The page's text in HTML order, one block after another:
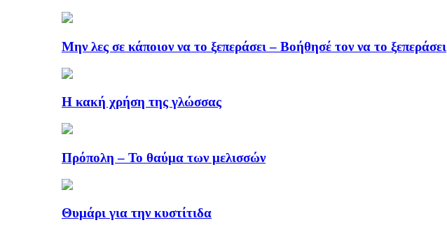
Μην λες σε κάποιον να το ξεπεράσει – Βοήθησέ τον να το ξεπεράσει
Η κακή χρήση της γλώσσας
Πρόπολη – Το θαύμα των μελισσών
Θυμάρι για την κυστίτιδα